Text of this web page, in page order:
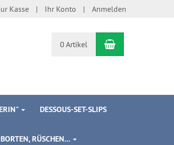
Kasse Ihr Konto Anmelden
0 Artikel Warenkorb
DESSOUS-SET-SLIPS
RÜSCHEN...